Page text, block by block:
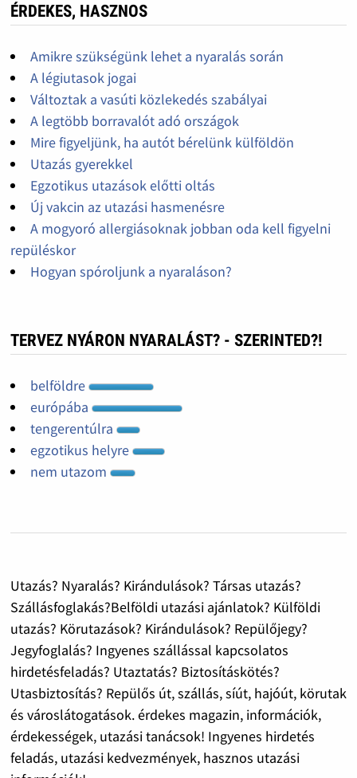
ÉRDEKES, HASZNOS
Amikre szükségünk lehet a nyaralás során
A légiutasok jogai
Változtak a vasúti közlekedés szabályai
A legtöbb borravalót adó országok
Mire figyeljünk, ha autót bérelünk külföldön
Utazás gyerekkel
Egzotikus utazások előtti oltás
Új vakcin az utazási hasmenésre
A mogyoró allergiásoknak jobban oda kell figyelni
repüléskor
Hogyan spóroljunk a nyaraláson?
TERVEZ NYÁRON NYARALÁST? - SZERINTED?!
belföldre
európába
tengerentúlra
egzotikus helyre
nem utazom
Utazás? Nyaralás? Kirándulások? Társas utazás?
Szállásfoglakás?Belföldi utazási ajánlatok? Külföldi
utazás? Körutazások? Kirándulások? Repülőjegy?
Jegyfoglalás? Ingyenes szállással kapcsolatos
hirdetésfeladás? Utaztatás? Biztosításkötés?
Utasbiztosítás? Repülős út, szállás, síút, hajóút, körutak
és városlátogatások. érdekes magazin, információk,
érdekességek, utazási tanácsok! Ingyenes hirdetés
feladás, utazási kedvezmények, hasznos utazási